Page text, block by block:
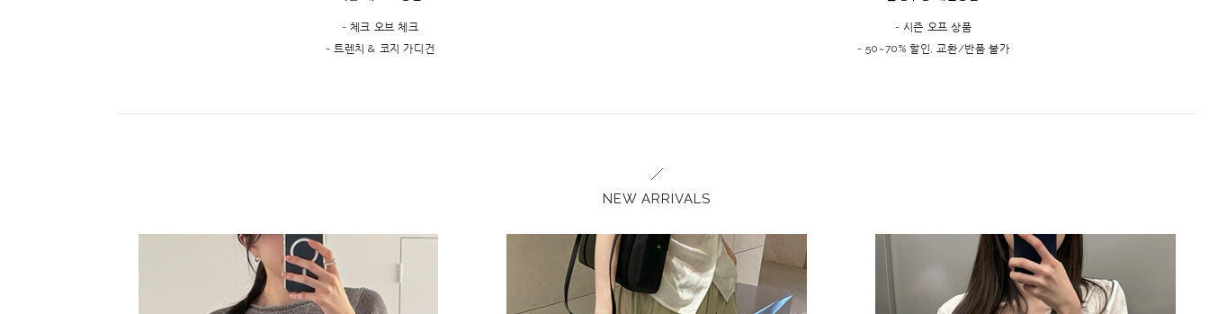
- 체크 오브 체크
- 트렌치 & 코지 가디건
- 시즌 오프 상품
- 50~70% 할인, 교환/반품 불가
NEW ARRIVALS